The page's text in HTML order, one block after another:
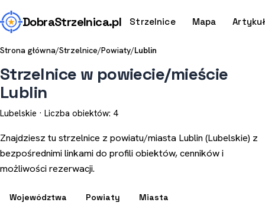
DobraStrzelnica.pl Strzelnice Mapa
Strona główna/Strzelnice/Powiaty/Lublin
Strzelnice w powiecie/mieście
Lublin
Lubelskie · Liczba obiektów: 4
Znajdziesz tu strzelnice z powiatu/miasta Lublin (Lubelskie) z
bezpośrednimi linkami do profili obiektów, cenników i
możliwości rezerwacji.
Województwa Powiaty Miasta